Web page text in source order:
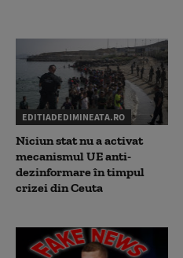
EDITIADEDIMINEATA.RO
Niciun stat nu a activat
mecanismul UE anti-
dezinformare în timpul
crizei din Ceuta